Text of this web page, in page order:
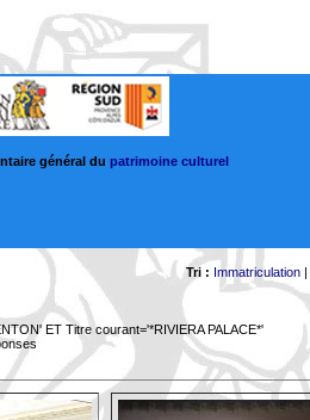
général du patrimoine culturel
Tri : Immatriculation|
ET Titre courant='*RIVIERA PALACE*'